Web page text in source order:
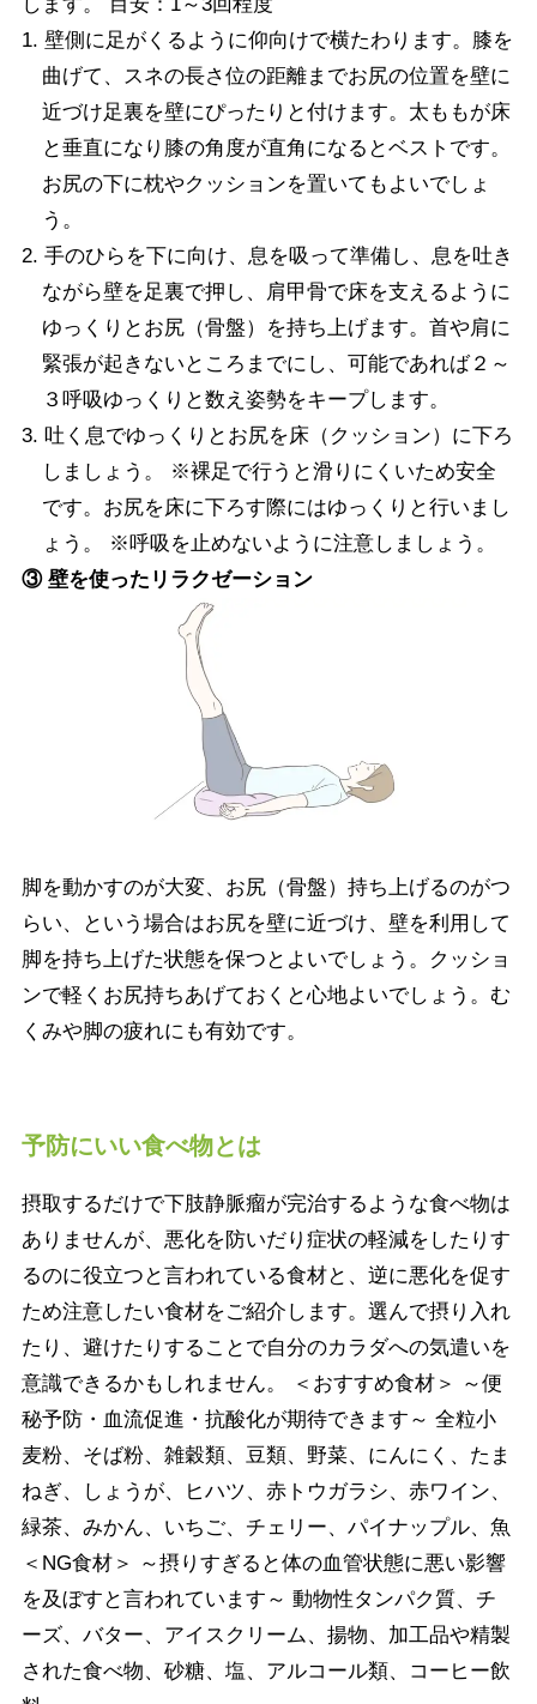
1. 壁側に足がくるように仰向けで横たわります。膝を
曲げて、スネの長さ位の距離までお尻の位置を壁に
近づけ足裏を壁にぴったりと付けます。太ももが床
と垂直になり膝の角度が直角になるとベストです。
お尻の下に枕やクッションを置いてもよいでしょ
う。
2. 手のひらを下に向け、息を吸って準備し、息を吐き
ながら壁を足裏で押し、肩甲骨で床を支えるように
ゆっくりとお尻（骨盤）を持ち上げます。首や肩に
緊張が起きないところまでにし、可能であれば２～
３呼吸ゆっくりと数え姿勢をキープします。
3. 吐く息でゆっくりとお尻を床（クッション）に下ろ
しましょう。 ※裸足で行うと滑りにくいため安全
です。お尻を床に下ろす際にはゆっくりと行いまし
ょう。 ※呼吸を止めないように注意しましょう。
③ 壁を使ったリラクゼーション
脚を動かすのが大変、お尻（骨盤）持ち上げるのがつ
らい、という場合はお尻を壁に近づけ、壁を利用して
脚を持ち上げた状態を保つとよいでしょう。クッショ
ンで軽くお尻持ちあげておくと心地よいでしょう。む
くみや脚の疲れにも有効です。
予防にいい食べ物とは
摂取するだけで下肢静脈瘤が完治するような食べ物は
ありませんが、悪化を防いだり症状の軽減をしたりす
るのに役立つと言われている食材と、逆に悪化を促す
ため注意したい食材をご紹介します。選んで摂り入れ
たり、避けたりすることで自分のカラダへの気遣いを
意識できるかもしれません。 ＜おすすめ食材＞ ～便
秘予防・血流促進・抗酸化が期待できます～ 全粒小
麦粉、そば粉、雑穀類、豆類、野菜、にんにく、たま
ねぎ、しょうが、ヒハツ、赤トウガラシ、赤ワイン、
緑茶、みかん、いちご、チェリー、パイナップル、魚
＜NG食材＞ ～摂りすぎると体の血管状態に悪い影響
を及ぼすと言われています～ 動物性タンパク質、チ
ーズ、バター、アイスクリーム、揚物、加工品や精製
された食べ物、砂糖、塩、アルコール類、コーヒー飲